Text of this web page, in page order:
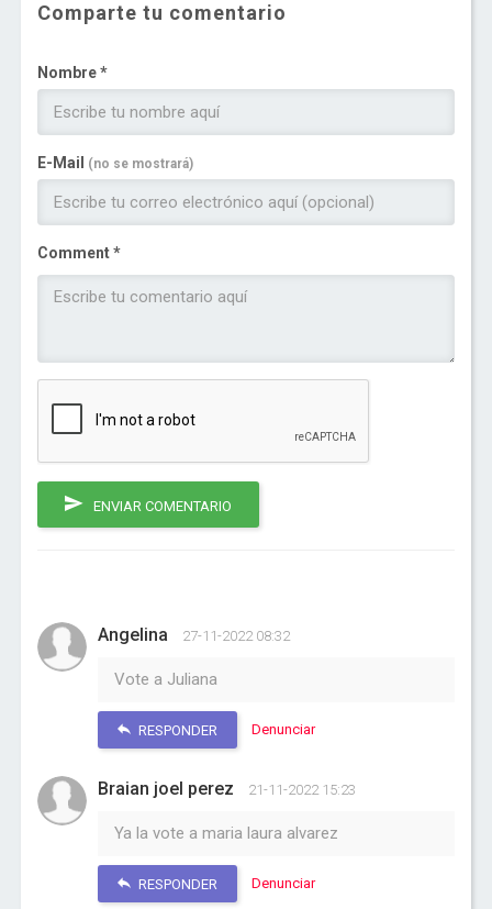
Comparte tu comentario
Nombre *
E-Mail (no se mostrará)
Comment *
ENVIAR COMENTARIO
Angelina 27-11-2022 08:32
Vote a Juliana
RESPONDER Denunciar
Braian joel perez 21-11-2022 15:23
Ya la vote a maria laura alvarez
RESPONDER Denunciar